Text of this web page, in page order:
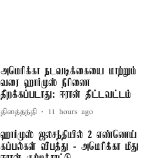
அமெரிக்கா நடவடிக்கையை மாற்றும்
வரை ஹார்முஸ் நீரிணை
திறக்கப்படாது: ஈரான் திட்டவட்டம்
தினத்தந்தி 11 hours ago
ஹார்முஸ் ஜலசந்தியில் 2 எண்ணெய்
கப்பல்கள் விபத்து - அமெரிக்கா மீது